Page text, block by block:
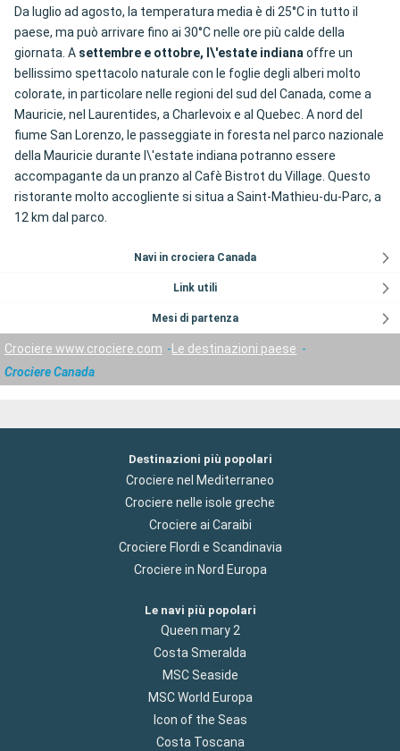
Da luglio ad agosto, la temperatura media è di 25°C in tutto il
paese, ma può arrivare fino ai 30°C nelle ore più calde della
giornata. A settembre e ottobre, l\'estate indianaoffre un
bellissimo spettacolo naturale con le foglie degli alberi molto
colorate, in particolare nelle regioni del sud del Canada, come a
Mauricie, nel Laurentides, a Charlevoix e al Quebec. A nord del
fiume San Lorenzo, le passeggiate in foresta nel parco nazionale
della Mauricie durante l\'estate indiana potranno essere
accompagante da un pranzo al Cafè Bistrot du Village. Questo
ristorante molto accogliente si situa a Saint-Mathieu-du-Parc, a
12 km dal parco.
Navi in crociera Canada
Link utili
Mesi di partenza
Crociere www.crociere.com
Le destinazioni paese
Crociere Canada
Destinazioni più popolari
Crociere nel Mediterraneo
Crociere nelle isole greche
Crociere ai Caraibi
Crociere Flordi e Scandinavia
Crociere in Nord Europa
Le navi più popolari
Queen mary 2
Costa Smeralda
MSC Seaside
MSC World Europa
Icon of the Seas
Costa Toscana